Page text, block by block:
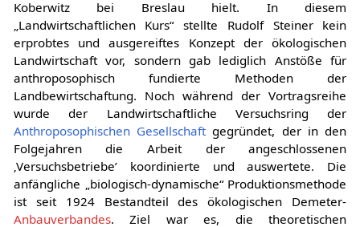
Koberwitz bei Breslau hielt. In diesem
„Landwirtschaftlichen Kurs“ stellte Rudolf Steiner kein
erprobtes und ausgereiftes Konzept der ökologischen
Landwirtschaft vor, sondern gab lediglich Anstöße für
anthroposophisch fundierte Methoden der
Landbewirtschaftung. Noch während der Vortragsreihe
wurde der Landwirtschaftliche Versuchsring der
Anthroposophischen Gesellschaftgegründet, der in den
Folgejahren die Arbeit der angeschlossenen
‚Versuchsbetriebe’ koordinierte und auswertete. Die
anfängliche „biologisch-dynamische“ Produktionsmethode
ist seit 1924 Bestandteil des ökologischen Demeter-
Anbauverbandes. Ziel war es, die theoretischen